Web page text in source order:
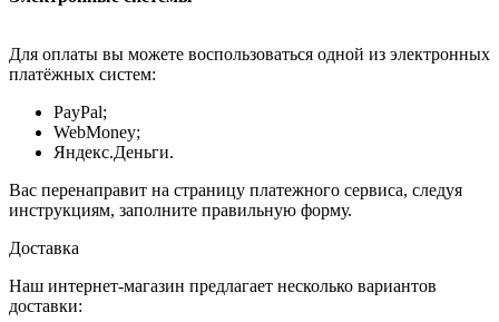
Для оплаты вы можете воспользоваться одной из электронных
платёжных систем:
PayPal;
WebMoney;
Яндекс.Деньги.
Вас перенаправит на страницу платежного сервиса, следуя
инструкциям, заполните правильную форму.
Доставка
Наш интернет-магазин предлагает несколько вариантов
доставки: